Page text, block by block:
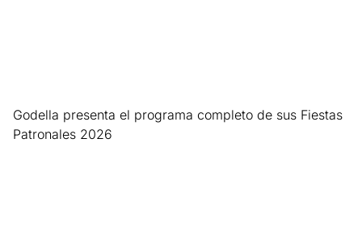
Godella presenta el programa completo de sus Fiestas
Patronales 2026